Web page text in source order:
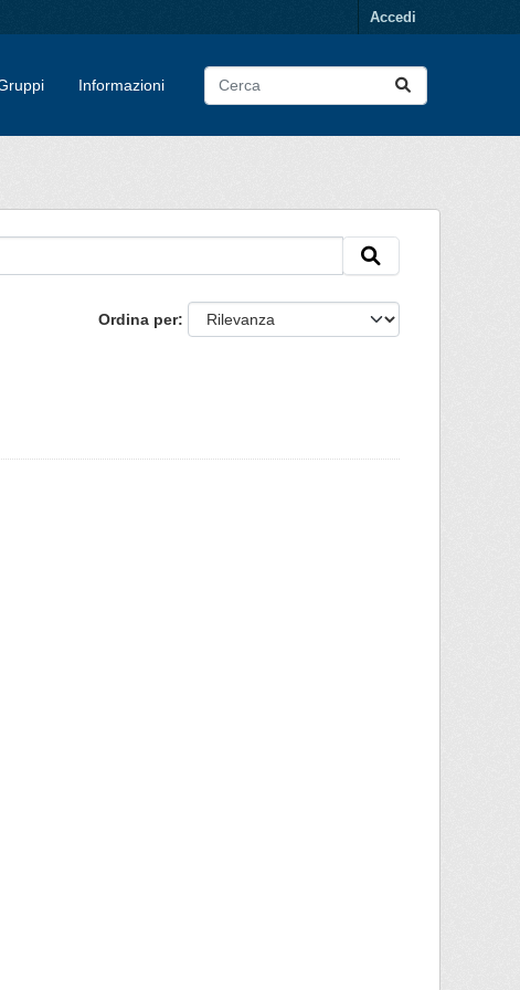
Accedi
Informazioni
Ordina per